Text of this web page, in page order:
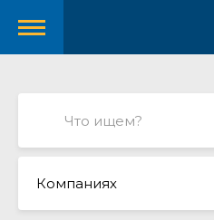
Компаниях